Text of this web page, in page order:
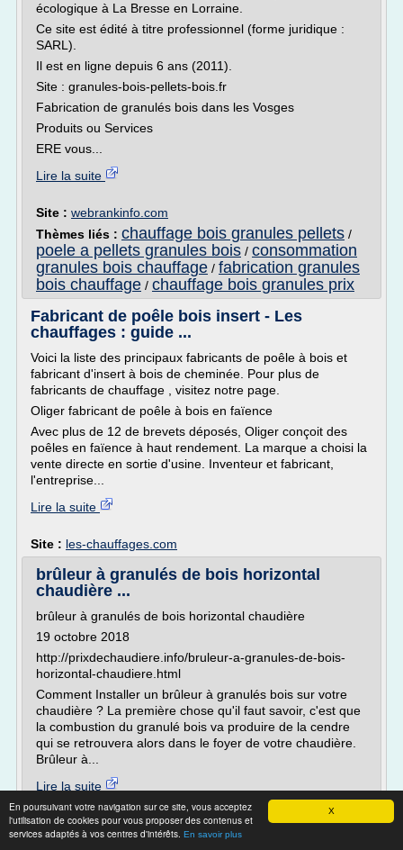
X
En poursuivant votre navigation sur ce site, vous acceptez
l'utilisation de cookies pour vous proposer des contenus et
services adaptés à vos centres d'intérêts. En savoir plus
écologique à La Bresse en Lorraine.
Ce site est édité à titre professionnel (forme juridique :
SARL).
Il est en ligne depuis 6 ans (2011).
Site : granules-bois-pellets-bois.fr
Fabrication de granulés bois dans les Vosges
Produits ou Services
ERE vous...
Lire la suite
Site : webrankinfo.com
Thèmes liés : chauffage bois granules pellets /
poele a pellets granules bois / consommation
granules bois chauffage / fabrication granules
bois chauffage / chauffage bois granules prix
Fabricant de poêle bois insert - Les
chauffages : guide ...
Voici la liste des principaux fabricants de poêle à bois et
fabricant d'insert à bois de cheminée. Pour plus de
fabricants de chauffage , visitez notre page.
Oliger fabricant de poêle à bois en faïence
Avec plus de 12 de brevets déposés, Oliger conçoit des
poêles en faïence à haut rendement. La marque a choisi la
vente directe en sortie d'usine. Inventeur et fabricant,
l'entreprise...
Lire la suite
Site : les-chauffages.com
brûleur à granulés de bois horizontal
chaudière ...
brûleur à granulés de bois horizontal chaudière
19 octobre 2018
http://prixdechaudiere.info/bruleur-a-granules-de-bois-
horizontal-chaudiere.html
Comment Installer un brûleur à granulés bois sur votre
chaudière ? La première chose qu'il faut savoir, c'est que
la combustion du granulé bois va produire de la cendre
qui se retrouvera alors dans le foyer de votre chaudière.
Brûleur à...
Lire la suite
Date:2018-10-19 13:29:51
Site :http://prixdechaudiere.info